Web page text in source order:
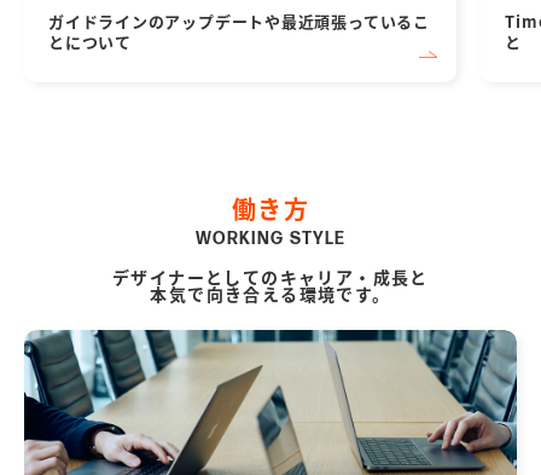
ガイドラインのアップデートや最近頑張っているこ
とについて
と
働き方
WORKING STYLE
デザイナーとしてのキャリア・成長と
本気で向き合える環境です。